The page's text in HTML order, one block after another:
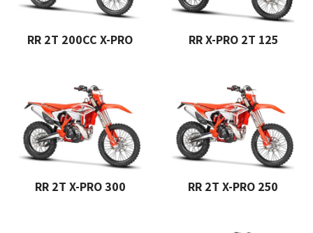
RR X-PRO 2T 125
RR 2T 200CC X-PRO
RR 2T X-PRO 250
RR 2T X-PRO 300